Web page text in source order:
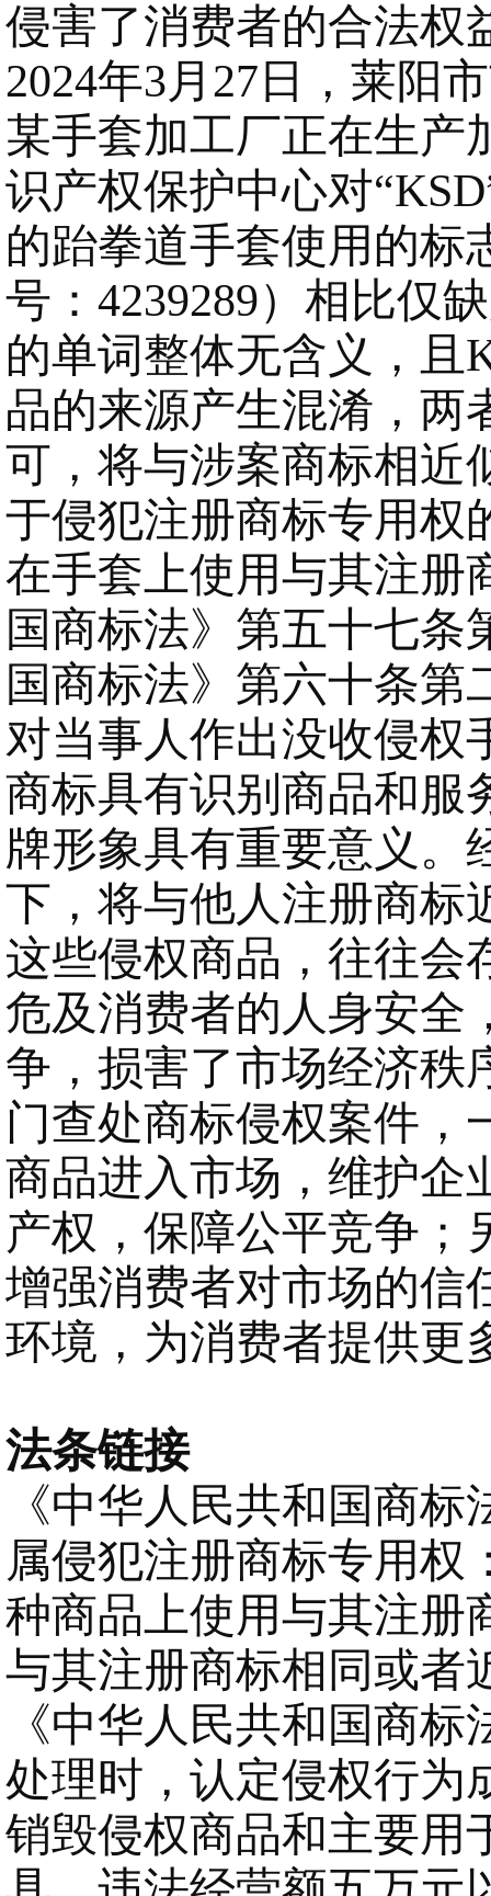
侵害了消费者的合法权
2024年3月27日，莱阳
某手套加工厂正在生产
识产权保护中心对
的跆拳道手套使用的标
号：4239289）相比仅
的单词整体无含义，且
品的来源产生混淆，两
可，将与涉案商标相近
于侵犯注册商标专用权
在手套上使用与其注册
国商标法》第五十七条
国商标法》第六十条第
对当事人作出没收侵权
商标具有识别商品和服
牌形象具有重要意义。
下，将与他人注册商标
这些侵权商品，往往会
危及消费者的人身安全
争，损害了市场经济秩
门查处商标侵权案件，
商品进入市场，维护企
产权，保障公平竞争；
增强消费者对市场的信
环境，为消费者提供更
法条链接
《中华人民共和国商
属侵犯注册商标专用权
种商品上使用与其注册
与其注册商标相同或者
《中华人民共和国商
处理时，认定侵权行为
销毁侵权商品和主要用